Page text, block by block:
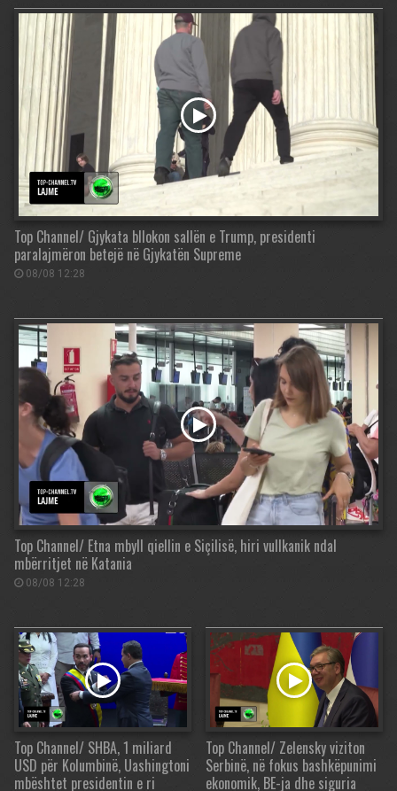
Top Channel/ Gjykata bllokon sallën e Trump, presidenti
paralajmëron betejë në Gjykatën Supreme
08/08 12:28
Top Channel/ Etna mbyll qiellin e Siçilisë, hiri vullkanik ndal
mbërritjet në Katania
08/08 12:28
Top Channel/ SHBA, 1 miliard
USD për Kolumbinë, Uashingtoni
mbështet presidentin e ri
Top Channel/ Zelensky viziton
Serbinë, në fokus bashkëpunimi
ekonomik, BE-ja dhe siguria